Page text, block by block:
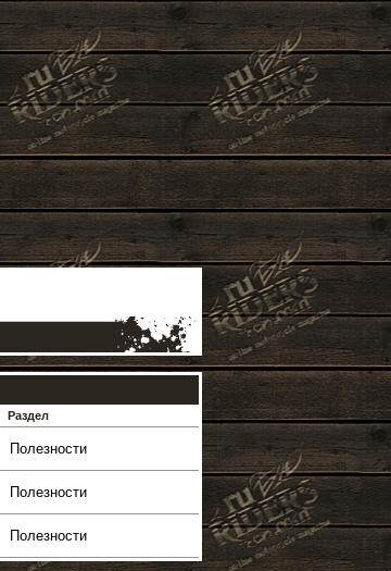
Раздел
Полезности
Полезности
Полезности